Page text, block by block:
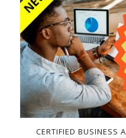
CERTIFIED BUSINESS